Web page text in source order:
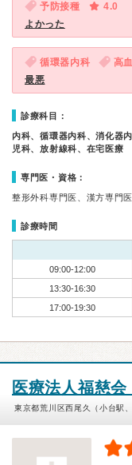
予防接種
4.0
よかった
循環器内科 高
最悪
診療科目：
内科、循環器内科、消化器
児科、放射線科、在宅医療
専門医・資格：
整形外科専門医、漢方専門医
診療時間
09:00-12:00
13:30-16:30
17:00-19:30
医療法人福慈
東京都荒川区西尾久（小台駅